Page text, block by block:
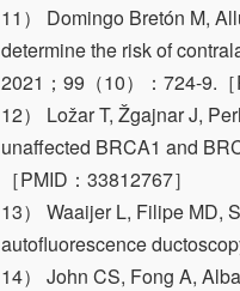
11） Domingo Bretón M,
determine the risk of
2021；99（10）：724-9.［
12） Ložar T, Žgajnar J,
unaffected BRCA1 and
［PMID：33812767］
13） Waaijer L, Filipe MD,
autofluorescence
14） John CS, Fong A,